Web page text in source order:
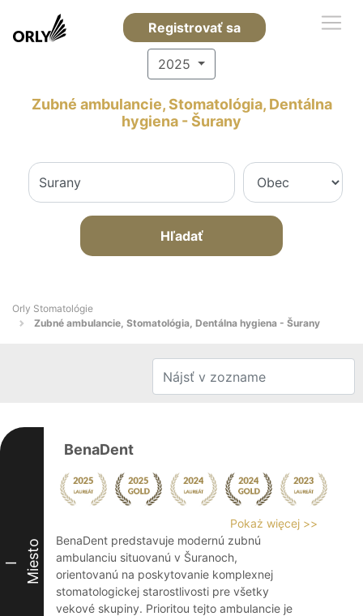
Registrovať sa
2025
Zubné ambulancie, Stomatológia, Dentálna
hygiena - Šurany
Hľadať
Orly Stomatológie
Zubné ambulancie, Stomatológia, Dentálna hygiena - Šurany
I Miesto
BenaDent
Pokaż więcej >>
BenaDent predstavuje modernú zubnú
ambulanciu situovanú v Šuranoch,
orientovanú na poskytovanie komplexnej
stomatologickej starostlivosti pre všetky
vekové skupiny. Prioritou tejto ambulancie je